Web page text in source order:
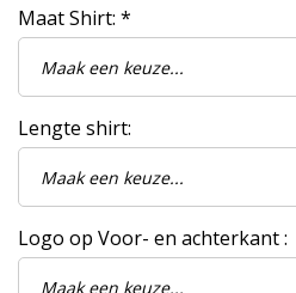
Maat Shirt: *
Lengte shirt:
Logo op Voor- en achterkant :